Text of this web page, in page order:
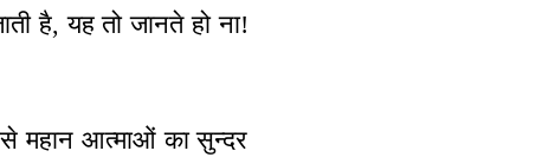
है, यह तो जानते हो ना!
महान आत्माओं का सुन्दर